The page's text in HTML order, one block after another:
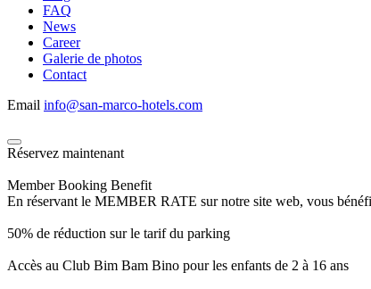
FAQ
News
Career
Galerie de photos
Contact
Email info@san-marco-hotels.com
Réservez maintenant
Member Booking Benefit
En réservant le MEMBER RATE sur notre site web, vous
50% de réduction sur le tarif du parking
Accès au Club Bim Bam Bino pour les enfants de 2 à 16 ans